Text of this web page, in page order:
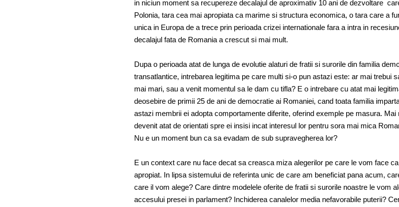
in niciun moment sa recupereze decalajul de aproximativ 10 ani de dezvoltare
Polonia, tara cea mai apropiata ca marime si structura economica, o tara care a
unica in Europa de a trece prin perioada crizei internationale fara a intra in
decalajul fata de Romania a crescut si mai mult.
Dupa o perioada atat de lunga de evolutie alaturi de fratii si surorile din familia
transatlantice, intrebarea legitima pe care multi si-o pun astazi este: ar mai trebui
mai mari, sau a venit momentul sa le dam cu tifla? E o intrebare cu atat mai
deosebire de primii 25 de ani de democratie ai Romaniei, cand toata familia
astazi membrii ei adopta comportamente diferite, oferind exemple pe masura. Mai
devenit atat de orientati spre ei insisi incat interesul lor pentru sora mai mica
Nu e un moment bun ca sa evadam de sub supravegherea lor?
E un context care nu face decat sa creasca miza alegerilor pe care le vom face
apropiat. In lipsa sistemului de referinta unic de care am beneficiat pana acum,
care il vom alege? Care dintre modelele oferite de fratii si surorile noastre le vom
accesului presei in parlament? Inchiderea canalelor media nefavorabile puterii?